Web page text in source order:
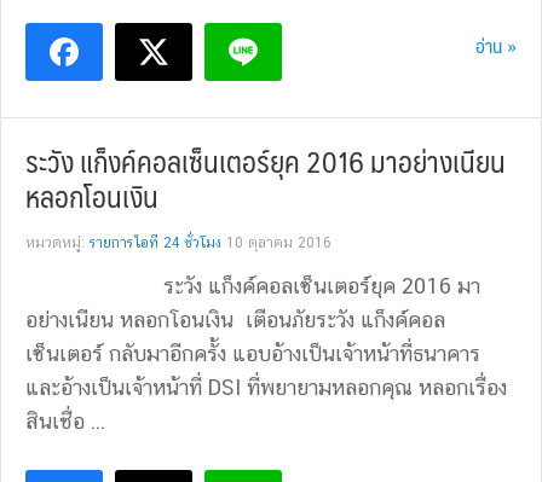
อ่าน »
ระวัง แก็งค์คอลเซ็นเตอร์ยุค 2016 มาอย่างเนียน
หลอกโอนเงิน
หมวดหมู่: รายการไอที 24 ชั่วโมง 10 ตุลาคม 2016
ระวัง แก็งค์คอลเซ็นเตอร์ยุค 2016 มา
อย่างเนียน หลอกโอนเงิน เตือนภัยระวัง แก็งค์คอล
เซ็นเตอร์ กลับมาอีกครั้ง แอบอ้างเป็นเจ้าหน้าที่ธนาคาร
และอ้างเป็นเจ้าหน้าที่ DSI ที่พยายามหลอกคุณ หลอกเรื่อง
สินเชื่อ ...